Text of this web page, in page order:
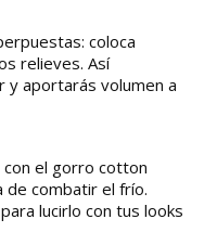
coloca
relieves. Así
y aportarás volumen a
con el gorro cotton
de combatir el frío.
lucirlo con tus looks